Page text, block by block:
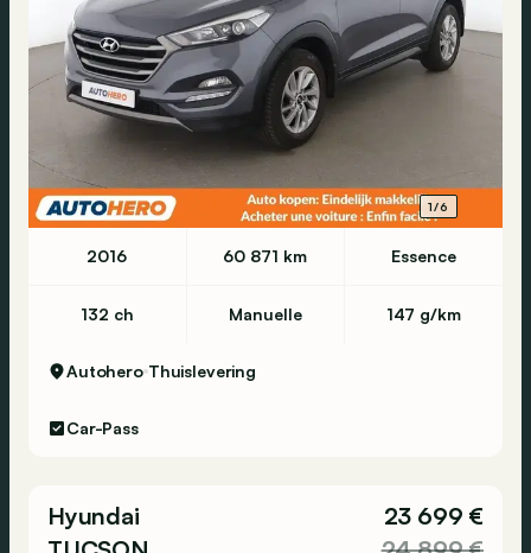
1/6
2016 60 871 km Essence
132 ch Manuelle 147 g/km
Autohero Thuislevering
Car-Pass
Hyundai
23 699 €